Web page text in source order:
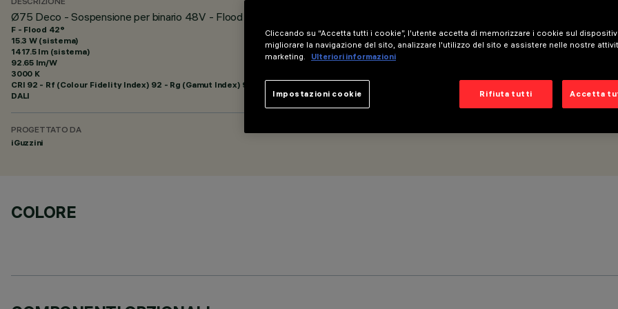
DESCRIZIONE
Ø75 Deco - Sospensione per binario 48V - Flood Beam
F - Flood 42°
15.3 W (sistema)
1417.5 lm (sistema)
92.65 lm/W
3000 K
CRI 92 - Rf (Colour Fidelity Index) 92 - Rg (Gamut Index) 99
DALI
PROGETTATO DA
iGuzzini
COLORE
Cliccando su “Accetta tutti i cookie”, l'utente accetta di memorizzare i cookie sul
migliorare la navigazione del sito, analizzare l'utilizzo del sito e assistere nelle nostre
marketing.
Ulteriori informazioni
Rifiuta tutti Accetta
Impostazioni cookie